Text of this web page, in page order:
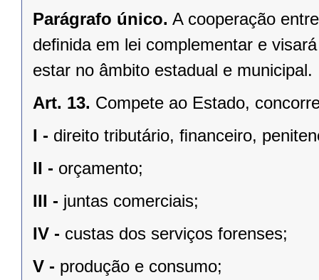
Parágrafo único. A cooperação
deﬁnida em lei complementar e
estar no âmbito estadual e municipal.
Art. 13. Compete ao Estado,
I - direito tributário, ﬁnanceiro,
II - orçamento;
III - juntas comerciais;
IV - custas dos serviços forenses;
V - produção e consumo;